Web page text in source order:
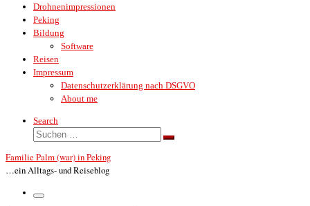
Drohnenimpressionen
Peking
Bildung
Software
Reisen
Impressum
Datenschutzerklärung nach DSGVO
About me
Search
Suche
Suchen …
Familie Palm (war) in Peking
…ein Alltags- und Reiseblog
Menü